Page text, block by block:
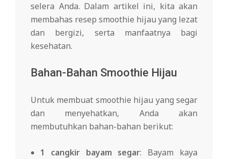
selera Anda. Dalam artikel ini, kita akan
membahas resep smoothie hijau yang lezat
dan bergizi, serta manfaatnya bagi
kesehatan.
Bahan-Bahan Smoothie Hijau
Untuk membuat smoothie hijau yang segar
dan menyehatkan, Anda akan
membutuhkan bahan-bahan berikut:
1 cangkir bayam segar: Bayam kaya